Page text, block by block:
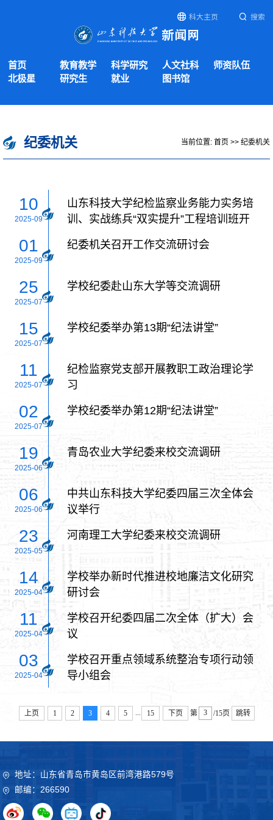
科大主页 搜索
首页 教育教学 科学研究 人文社科
师资队伍
北极星
研究生 就业 图书馆
纪委机关 当前位置: 首页 >> 纪委机关
10
2025-09
山东科技大学纪检监察业务能力实务培
训、实战练兵“双实提升”工程培训班开
01
2025-09
纪委机关召开工作交流研讨会
25
2025-07
学校纪委赴山东大学等交流调研
15
2025-07
学校纪委举办第13期“纪法讲堂”
11
2025-07
纪检监察党支部开展教职工政治理论学
习
02
2025-07
学校纪委举办第12期“纪法讲堂”
19
2025-06
青岛农业大学纪委来校交流调研
06
2025-06
中共山东科技大学纪委四届三次全体会
议举行
23
2025-05
河南理工大学纪委来校交流调研
14
2025-04
学校举办新时代推进校地廉洁文化研究
研讨会
11
2025-04
学校召开纪委四届二次全体（扩大）会
议
03
2025-04
学校召开重点领域系统整治专项行动领
导小组会
上页 1 2 3 4 5 15 下页 第 /15页 跳转
地址：山东省青岛市黄岛区前湾港路579号
邮编：266590